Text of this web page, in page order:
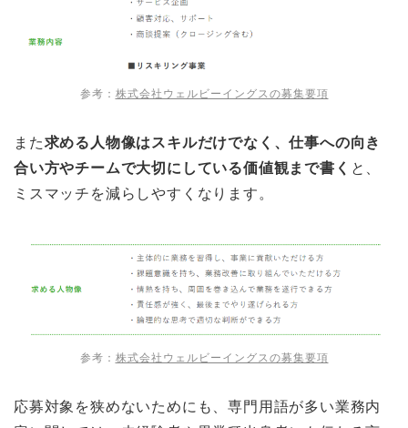
参考： 株式会社ウェルビーイングスの募集要項
また求める人物像はスキルだけでなく、仕事への向き
合い方やチームで大切にしている価値観まで書く と、
ミスマッチを減らしやすくなります。
参考： 株式会社ウェルビーイングスの募集要項
応募対象を狭めないためにも、専門用語が多い業務内